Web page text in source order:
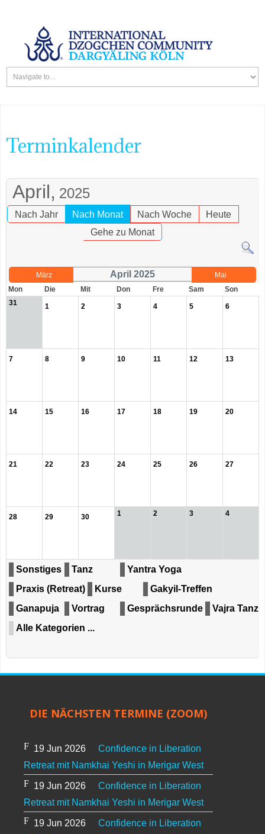
Terminkalender
April, 2025
Nach Jahr Nach Monat Nach Woche
Heute
Gehe zu Monat
März April 2025
Mai
Mon
Die Mit Don Fre Sam
Son
31
1 2 3 4 5 6
7 8 9 10 11 12 13
14 15 16 17 18 19 20
21 22 23 24 25 26 27
28 29 30 1 2 3 4
Sonstiges Tanz
Yantra Yoga
Praxis (Retreat)
Kurse
Gakyil-Treffen
Ganapuja
Vortrag Gesprächsrunde
Vajra Tanz
Alle Kategorien ...
DIE NÄCHSTEN TERMINE (ZOOM)
19 Jun 2026
Confidence in Liberation
Retreat mit Namkhai Yeshi in Merigar West
19 Jun 2026
Confidence in Liberation
Retreat mit Namkhai Yeshi in Merigar West
19 Jun 2026
Confidence in Liberation